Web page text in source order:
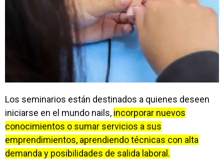
Los seminarios están destinados a quienes deseen
iniciarse en el mundo nails, incorporar nuevos
conocimientos o sumar servicios a sus
emprendimientos, aprendiendo técnicas con alta
demanda y posibilidades de salida laboral.